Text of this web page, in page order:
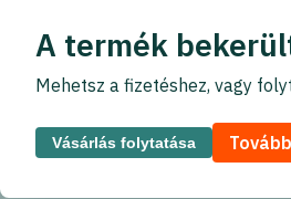
A termék
Mehetsz a fizetéshez, vagy
Vásárlás folytatása